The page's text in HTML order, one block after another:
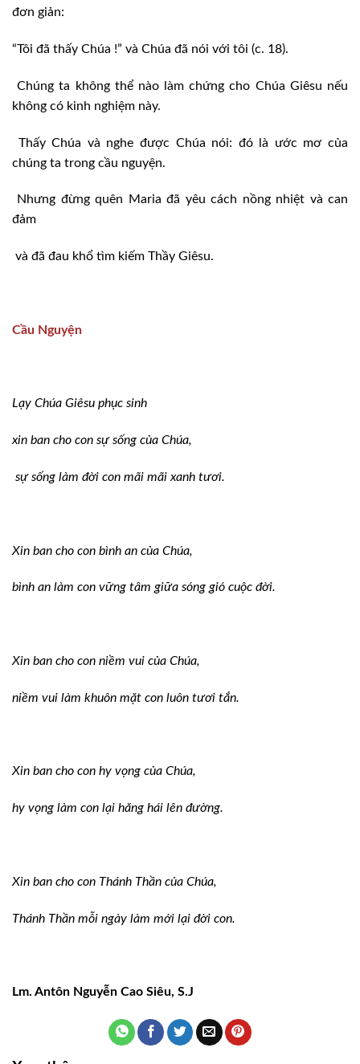
đơn giản:
“Tôi đã thấy Chúa !” và Chúa đã nói với tôi (c. 18).
Chúng ta không thể nào làm chứng cho Chúa Giêsu nếu
không có kinh nghiệm này.
Thấy Chúa và nghe được Chúa nói: đó là ước mơ của
chúng ta trong cầu nguyện.
Nhưng đừng quên Maria đã yêu cách nồng nhiệt và can
đảm
và đã đau khổ tìm kiếm Thầy Giêsu.
Cầu Nguyện
Lạy Chúa Giêsu phục sinh
xin ban cho con sự sống của Chúa,
sự sống làm đời con mãi mãi xanh tươi.
Xin ban cho con bình an của Chúa,
bình an làm con vững tâm giữa sóng gió cuộc đời.
Xin ban cho con niềm vui của Chúa,
niềm vui làm khuôn mặt con luôn tươi tắn.
Xin ban cho con hy vọng của Chúa,
hy vọng làm con lại hăng hái lên đường.
Xin ban cho con Thánh Thần của Chúa,
Thánh Thần mỗi ngày làm mới lại đời con.
Lm. Antôn Nguyễn Cao Siêu, S.J